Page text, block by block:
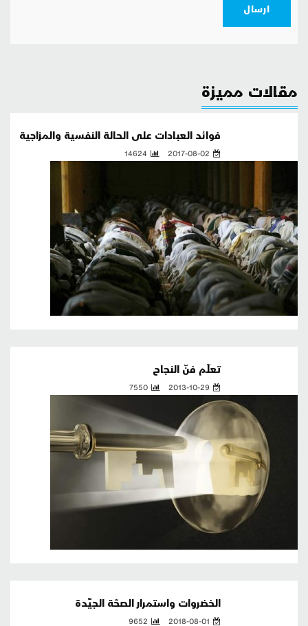
ارسال
مقالات مميزة
فوائد العبادات على الحالة النفسية والمزاجية
2017-08-02
14624
تعلّم فنّ النجاح
2013-10-29
7550
الخضروات واستمرار الصحّة الجيِّدة
2018-08-01
9652